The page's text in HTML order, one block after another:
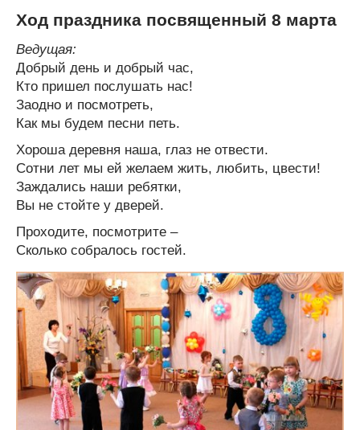
Ход праздника посвященный 8 марта
Ведущая:
Добрый день и добрый час,
Кто пришел послушать нас!
Заодно и посмотреть,
Как мы будем песни петь.
Хороша деревня наша, глаз не отвести.
Сотни лет мы ей желаем жить, любить, цвести!
Заждались наши ребятки,
Вы не стойте у дверей.
Проходите, посмотрите –
Сколько собралось гостей.